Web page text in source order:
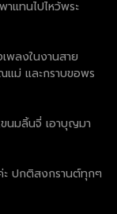
แทนไปไหว้พระ
พลงในงานสาย
ม่ และกราบขอพร
ขนมลิ้นจี่ เอาบุญมา
ะ ปกติสงกรานต์ทุกๆ